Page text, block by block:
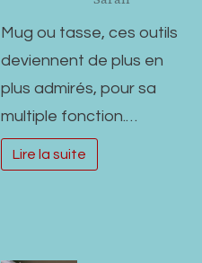
Mug ou tasse, ces outils
deviennent de plus en
plus admirés, pour sa
multiple fonction.…
Lire la suite